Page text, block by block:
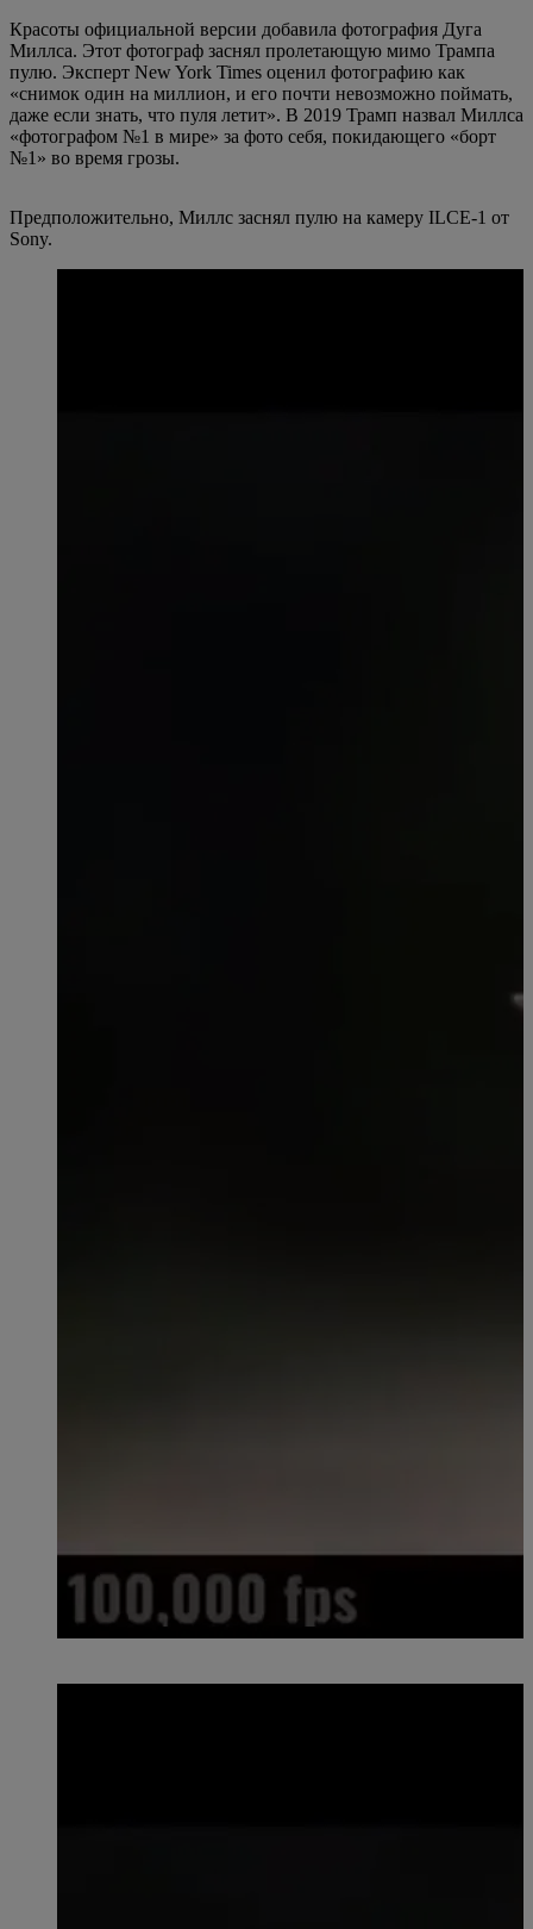
Красоты официальной версии добавила фотография Дуга
Миллса. Этот фотограф заснял пролетающую мимо Трампа
пулю. Эксперт New York Times оценил фотографию как
«снимок один на миллион, и его почти невозможно поймать,
даже если знать, что пуля летит». В 2019 Трамп назвал Миллса
«фотографом №1 в мире» за фото себя, покидающего «борт
№1» во время грозы.
Предположительно, Миллс заснял пулю на камеру ILCE-1 от
Sony.